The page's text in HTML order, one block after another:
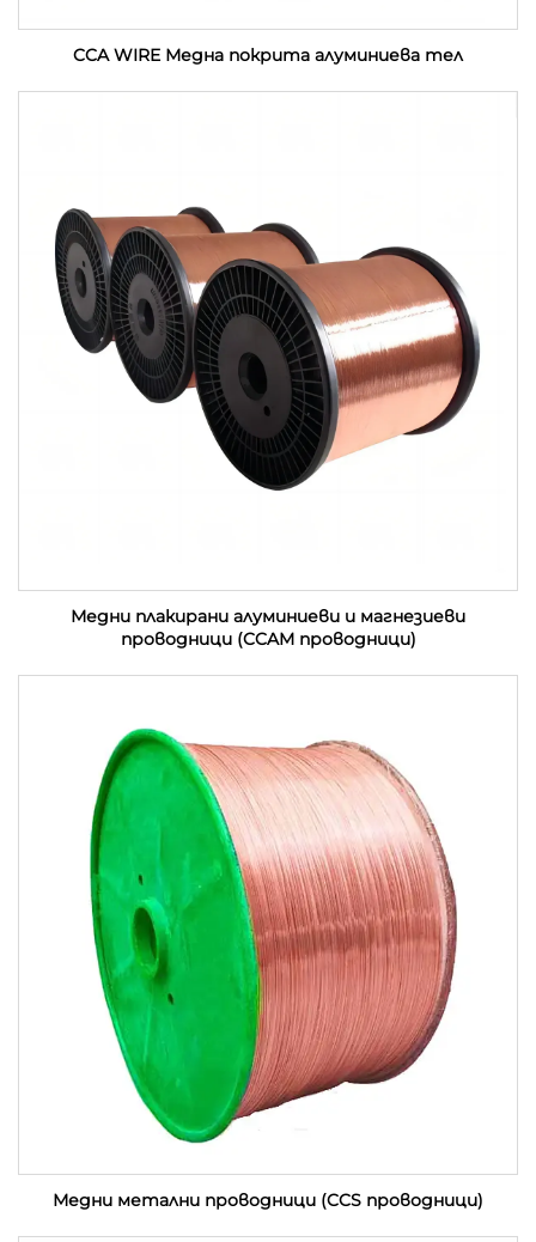
CCA WIRE Медна покрита алуминиева тел
Медни плакирани алуминиеви и магнезиеви
проводници (CCAM проводници)
Медни метални проводници (CCS проводници)